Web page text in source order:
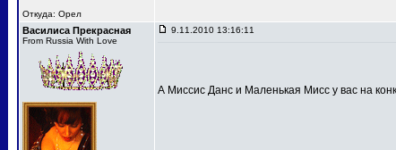
Откуда: Орел
Василиса Прекрасная
From Russia With Love
9.11.2010 13:16:11
А Миссис Данс и Маленькая Мисс у вас на